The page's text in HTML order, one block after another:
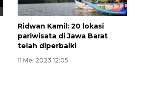
Ridwan Kamil: 20 lokasi
pariwisata di Jawa Barat
telah diperbaiki
11 Mei 2023 12:05